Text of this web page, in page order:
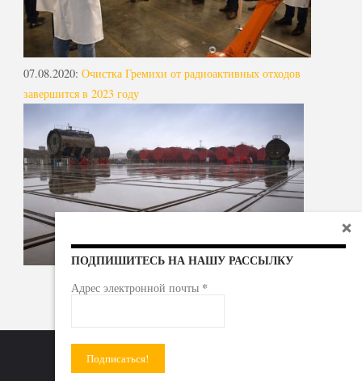
07.08.2020: Очистка Гремихи от радиоактивных отходов
завершится в 2023 году
ПОДПИШИТЕСЬ НА НАШУ РАССЫЛКУ
Адрес электронной почты *